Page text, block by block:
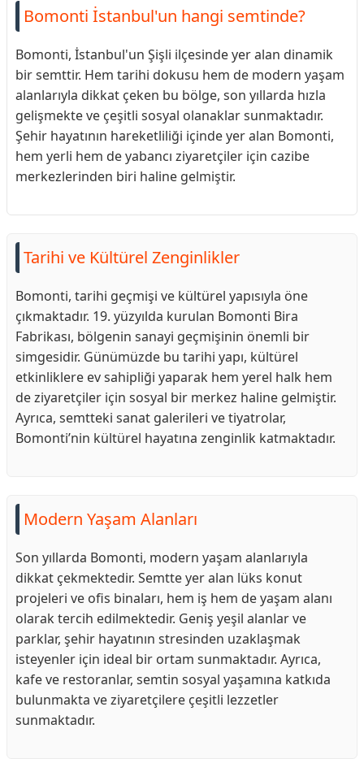
Bomonti İstanbul'un hangi semtinde?
Bomonti, İstanbul'un Şişli ilçesinde yer alan dinamik
bir semttir. Hem tarihi dokusu hem de modern yaşam
alanlarıyla dikkat çeken bu bölge, son yıllarda hızla
gelişmekte ve çeşitli sosyal olanaklar sunmaktadır.
Şehir hayatının hareketliliği içinde yer alan Bomonti,
hem yerli hem de yabancı ziyaretçiler için cazibe
merkezlerinden biri haline gelmiştir.
Tarihi ve Kültürel Zenginlikler
Bomonti, tarihi geçmişi ve kültürel yapısıyla öne
çıkmaktadır. 19. yüzyılda kurulan Bomonti Bira
Fabrikası, bölgenin sanayi geçmişinin önemli bir
simgesidir. Günümüzde bu tarihi yapı, kültürel
etkinliklere ev sahipliği yaparak hem yerel halk hem
de ziyaretçiler için sosyal bir merkez haline gelmiştir.
Ayrıca, semtteki sanat galerileri ve tiyatrolar,
Bomonti’nin kültürel hayatına zenginlik katmaktadır.
Modern Yaşam Alanları
Son yıllarda Bomonti, modern yaşam alanlarıyla
dikkat çekmektedir. Semtte yer alan lüks konut
projeleri ve ofis binaları, hem iş hem de yaşam alanı
olarak tercih edilmektedir. Geniş yeşil alanlar ve
parklar, şehir hayatının stresinden uzaklaşmak
isteyenler için ideal bir ortam sunmaktadır. Ayrıca,
kafe ve restoranlar, semtin sosyal yaşamına katkıda
bulunmakta ve ziyaretçilere çeşitli lezzetler
sunmaktadır.